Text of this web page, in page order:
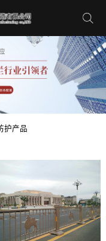
护产品